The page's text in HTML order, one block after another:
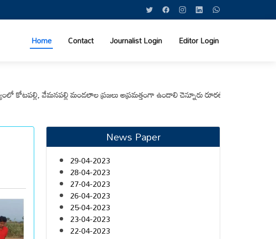
Home Contact Journalist Login Editor Login
వేమనపల్లి మండలాల ప్రజలు అప్రమత్తంగా ఉండాలి చెన్నూరు రూరల్ సీఐ ఆర్. కృష్ణ
News Paper
29-04-2023
28-04-2023
27-04-2023
26-04-2023
25-04-2023
23-04-2023
22-04-2023